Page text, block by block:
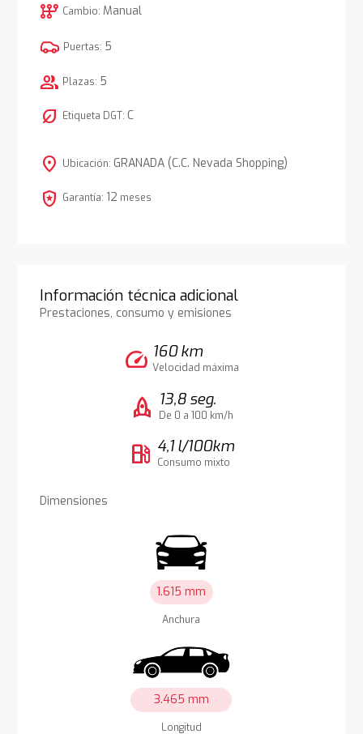
auto_transmission Cambio: Manual
Puertas: 5
group Plazas: 5
nest_eco_leaf Etiqueta DGT: C
location_on Ubicación: GRANADA (C.C. Nevada Shopping)
local_police Garantía: 12 meses
Información técnica adicional
Prestaciones, consumo y emisiones
speed 160 km
Velocidad máxima
rocket 13,8 seg.
De 0 a 100 km/h
local_gas_station 4,1 l/100km
Consumo mixto
Dimensiones
1.615 mm
Anchura
3.465 mm
Longitud